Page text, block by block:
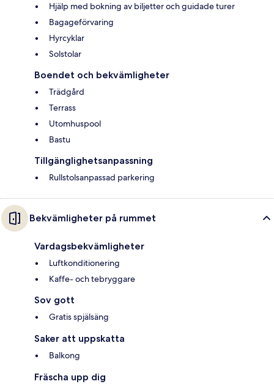
Hjälp med bokning av biljetter och guidade turer
Bagageförvaring
Hyrcyklar
Solstolar
Boendet och bekvämligheter
Trädgård
Terrass
Utomhuspool
Bastu
Tillgänglighetsanpassning
Rullstolsanpassad parkering
Bekvämligheter på rummet
Vardagsbekvämligheter
Luftkonditionering
Kaffe- och tebryggare
Sov gott
Gratis spjälsäng
Saker att uppskatta
Balkong
Fräscha upp dig